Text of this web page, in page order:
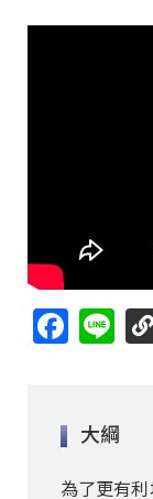
Facebook
Line
大綱
為了更有